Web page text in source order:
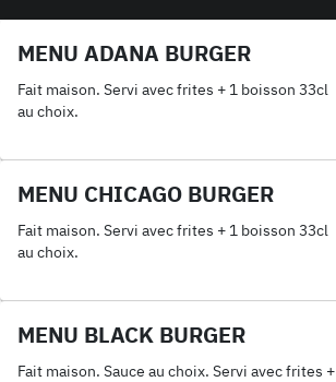
MENU ADANA BURGER
Fait maison. Servi avec frites + 1 boisson 33cl
au choix.
MENU CHICAGO BURGER
Fait maison. Servi avec frites + 1 boisson 33cl
au choix.
MENU BLACK BURGER
Fait maison. Sauce au choix. Servi avec frites +